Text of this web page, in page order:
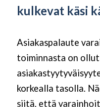
kulkevat käsi
Asiakaspalaute
toiminnasta on
korkealla tasolla.
siitä, että